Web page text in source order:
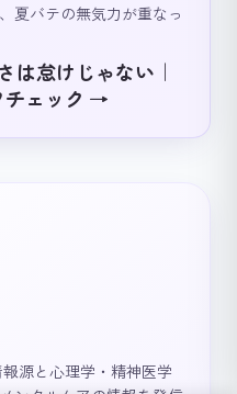
夏バテの無気力が重なっ
は怠けじゃない｜
ェック →
源と心理学・精神医学